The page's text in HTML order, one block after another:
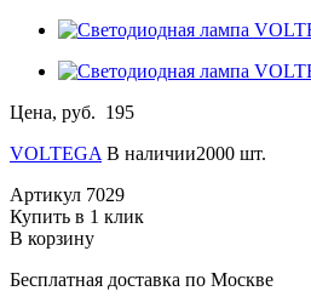
Цена, руб. 195
VOLTEGA В наличии2000 шт.
Артикул 7029
Купить в 1 клик
В корзину
Бесплатная доставка по Москве